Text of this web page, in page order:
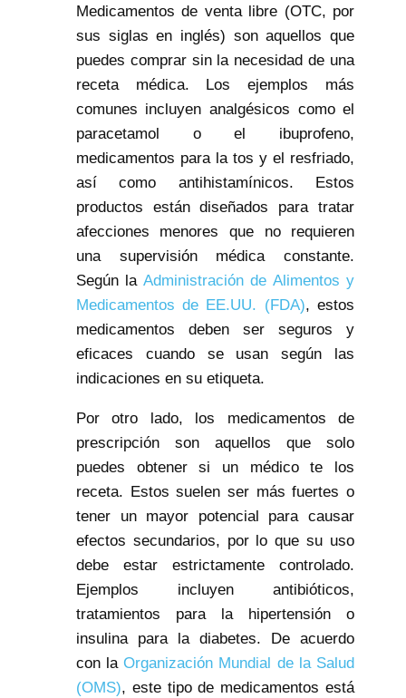
Medicamentos de venta libre (OTC, por
sus siglas en inglés) son aquellos que
puedes comprar sin la necesidad de una
receta médica. Los ejemplos más
comunes incluyen analgésicos como el
paracetamol o el ibuprofeno,
medicamentos para la tos y el resfriado,
así como antihistamínicos. Estos
productos están diseñados para tratar
afecciones menores que no requieren
una supervisión médica constante.
Según la Administración de Alimentos y
Medicamentos de EE.UU. (FDA), estos
medicamentos deben ser seguros y
eficaces cuando se usan según las
indicaciones en su etiqueta.
Por otro lado, los medicamentos de
prescripción son aquellos que solo
puedes obtener si un médico te los
receta. Estos suelen ser más fuertes o
tener un mayor potencial para causar
efectos secundarios, por lo que su uso
debe estar estrictamente controlado.
Ejemplos incluyen antibióticos,
tratamientos para la hipertensión o
insulina para la diabetes. De acuerdo
con laOrganización Mundial de la Salud
(OMS), este tipo de medicamentos está